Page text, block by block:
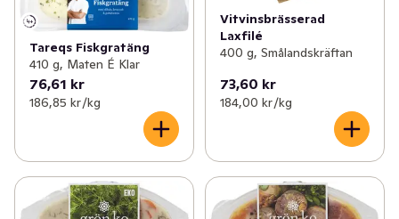
Tareqs Fiskgratäng
410 g, Maten É Klar
76,61 kr
186,85 kr /kg
Vitvinsbrässerad
Laxfilé
400 g, Smålandskräftan
73,60 kr
184,00 kr /kg